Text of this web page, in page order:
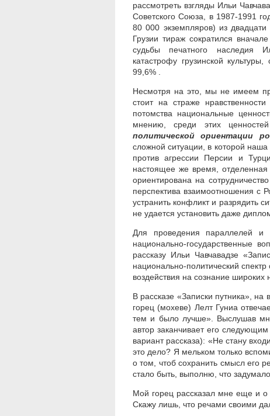
рассмотреть взгляды Ильи
Советского Союза, в 1987-1991
80 000 экземпляров) из
Грузии тираж сократился
судьбы печатного наследия
катастрофу грузинской
99,6% .
Несмотря на это, мы не имеем
стоит на страже
потомства национальные
мнению, среди этих
политической ориентации
сложной ситуации, в которой наша
против агрессии Персии и
настоящее же время,
ориентирована на
перспектива взаимоотношения с
устранить конфликт и разрядить
не удается установить даже
Для проведения параллелей и
национально-государственные
рассказу Ильи Чавчавадзе
национально-политический
воздействия на сознание
В рассказе «Записки путника»,
горец (мохеве) Лелт Гуниа
тем и было лучше». Выслушав
автор заканчивает его
вариант рассказа): «Не стану
это дело? Я мельком только
о том, чтоб сохранить смысл его
стало быть, выполню, что
Мой горец рассказал мне еще и
Скажу лишь, что речами своими